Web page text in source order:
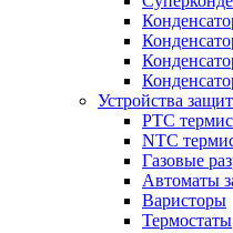
Устройства
PTC
NTC
Газовые
Автоматы
Варисторы
Термостаты